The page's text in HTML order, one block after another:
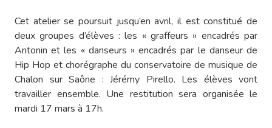
Cet atelier se poursuit jusqu’en avril, il est constitué de
deux groupes d’élèves : les « graffeurs » encadrés par
Antonin et les « danseurs » encadrés par le danseur de
Hip Hop et chorégraphe du conservatoire de musique de
Chalon sur Saône : Jérémy Pirello. Les élèves vont
travailler ensemble. Une restitution sera organisée le
mardi 17 mars à 17h.